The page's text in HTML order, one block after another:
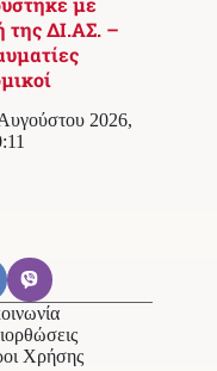
της ΔΙ.ΑΣ. –
2026,
Χρήσης